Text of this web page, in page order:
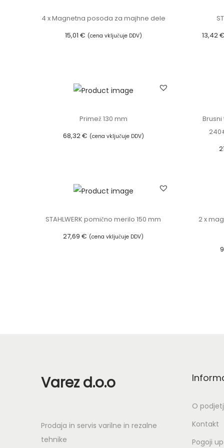
4 x Magnetna posoda za majhne dele
15,01 € (cena vključuje DDV)
13,42
Primež 130 mm
68,32€ (cena vključuje DDV)
STAHLWERK pomično merilo 150 mm
27,69€ (cena vključuje DDV)
2 x
Varez d.o.o
Prodaja in servis varilne in rezalne
tehnike
O
Kontakt
Pogoji